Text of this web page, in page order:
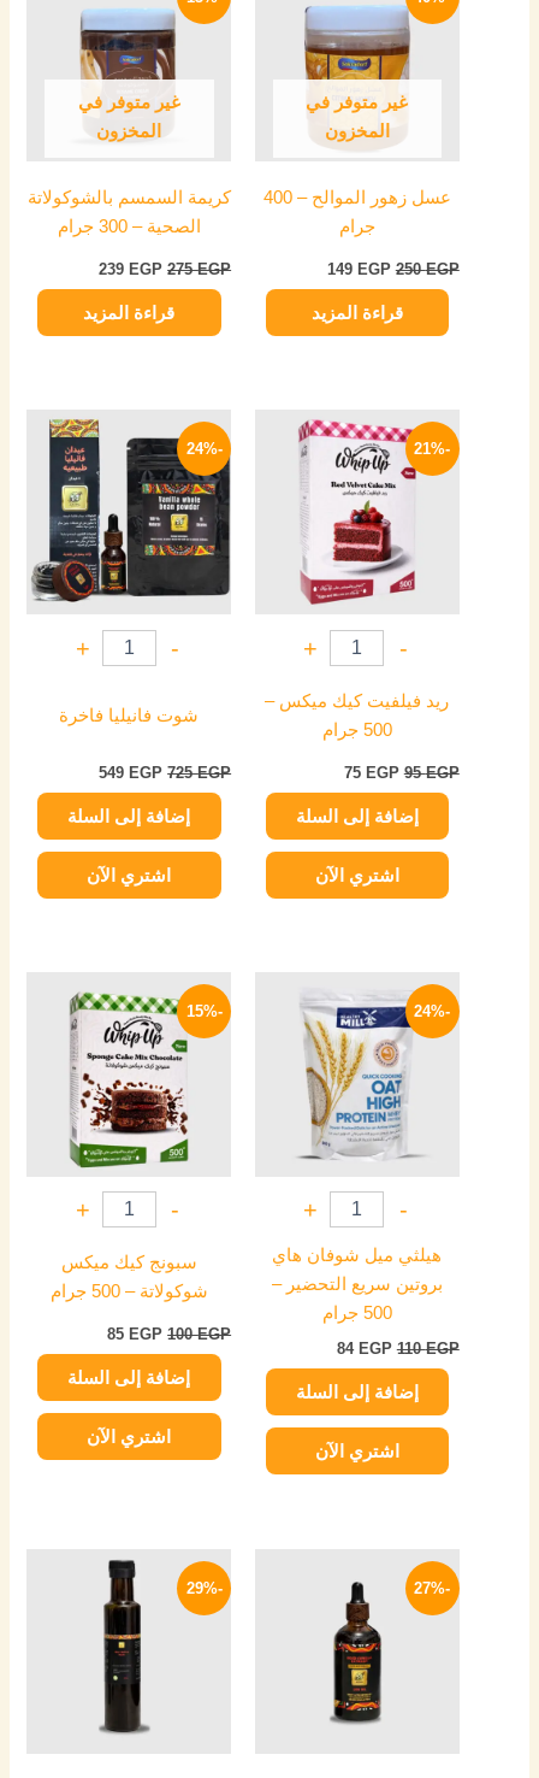
غير متوفر في
المخزون
عسل زهور الموالح – 400
جرام
250EGP
هو:
250 EGP.
149 EGP
هو:
149 EGP.
قراءة المزيد
غير متوفر في
المخزون
كريمة السمسم بالشوكولاتة
الصحية – 300 جرام
275EGP
هو:
275 EGP.
239 EGP
هو:
239 EGP.
قراءة المزيد
-21%
-
+
ريد فيلفيت كيك ميكس –
500 جرام
95EGP
الأصلي
هو:
95 EGP.
75 EGP
السعر
الحالي
هو:
75 EGP.
إضافة إلى السلة
اشتري الآن
-24%
-
+
شوت فانيليا فاخرة
725EGP
الأصلي
هو:
725 EGP.
549 EGP
السعر
الحالي
هو:
549 EGP.
إضافة إلى السلة
اشتري الآن
-24%
-
+
هيلثي ميل شوفان هاي
بروتين سريع التحضير –
500 جرام
110EGP
الأصلي
هو:
110 EGP.
84 EGP
الحالي
هو:
84 EGP.
إضافة إلى السلة
اشتري الآن
-15%
-
+
سبونج كيك ميكس
شوكولاتة – 500 جرام
100EGP
الأصلي
هو:
100 EGP.
85 EGP
الحالي
هو:
85 EGP.
إضافة إلى السلة
اشتري الآن
-27%
هناك
العديد
من
-29%
هناك
العديد
من